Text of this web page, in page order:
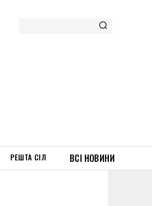
РЕШТА СІЛ ВСІ НОВИНИ